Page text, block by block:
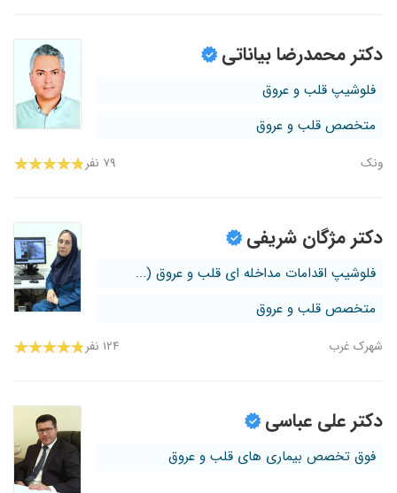
دکتر محمدرضا بیاناتی
فلوشیپ قلب و عروق
متخصص قلب و عروق
ونک ۷۹ نفر
دکتر مژگان شریفی
فلوشیپ اقدامات مداخله ای قلب و عروق (...
متخصص قلب و عروق
شهرک غرب ۱۲۴ نفر
دکتر علی عباسی
فوق تخصص بیماری های قلب و عروق